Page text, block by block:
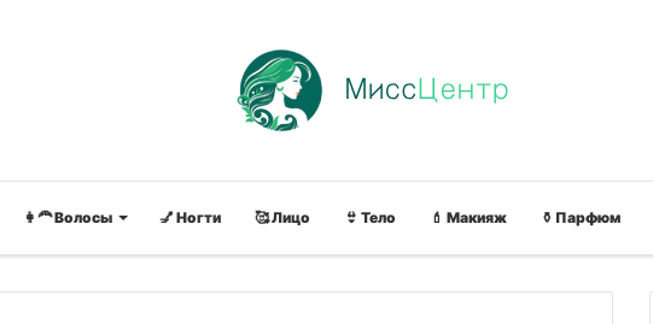
👩‍🦰 Волосы 💅 Ногти 🥰 Лицо 👙 Тело 💄 Макияж ⚱ Парфюм